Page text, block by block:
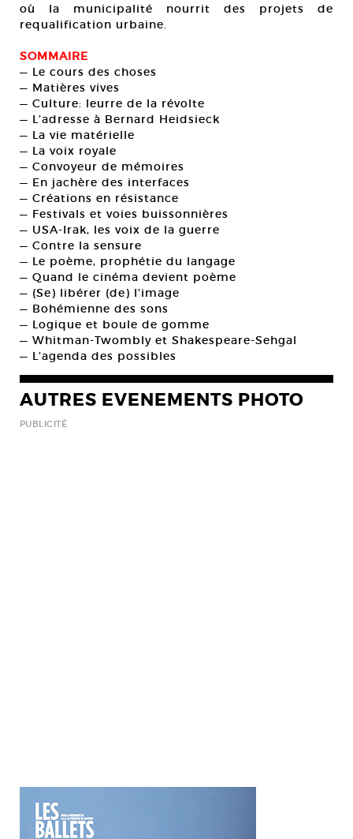
où la municipalité nourrit des projets de
requalification urbaine.
SOMMAIRE
— Le cours des choses
— Matières vives
— Culture: leurre de la révolte
— L’adresse à Bernard Heidsieck
— La vie matérielle
— La voix royale
— Convoyeur de mémoires
— En jachère des interfaces
— Créations en résistance
— Festivals et voies buissonnières
— USA-Irak, les voix de la guerre
— Contre la sensure
— Le poème, prophétie du langage
— Quand le cinéma devient poème
— (Se) libérer (de) l’image
— Bohémienne des sons
— Logique et boule de gomme
— Whitman-Twombly et Shakespeare-Sehgal
— L’agenda des possibles
AUTRES EVENEMENTS PHOTO
PUBLICITÉ